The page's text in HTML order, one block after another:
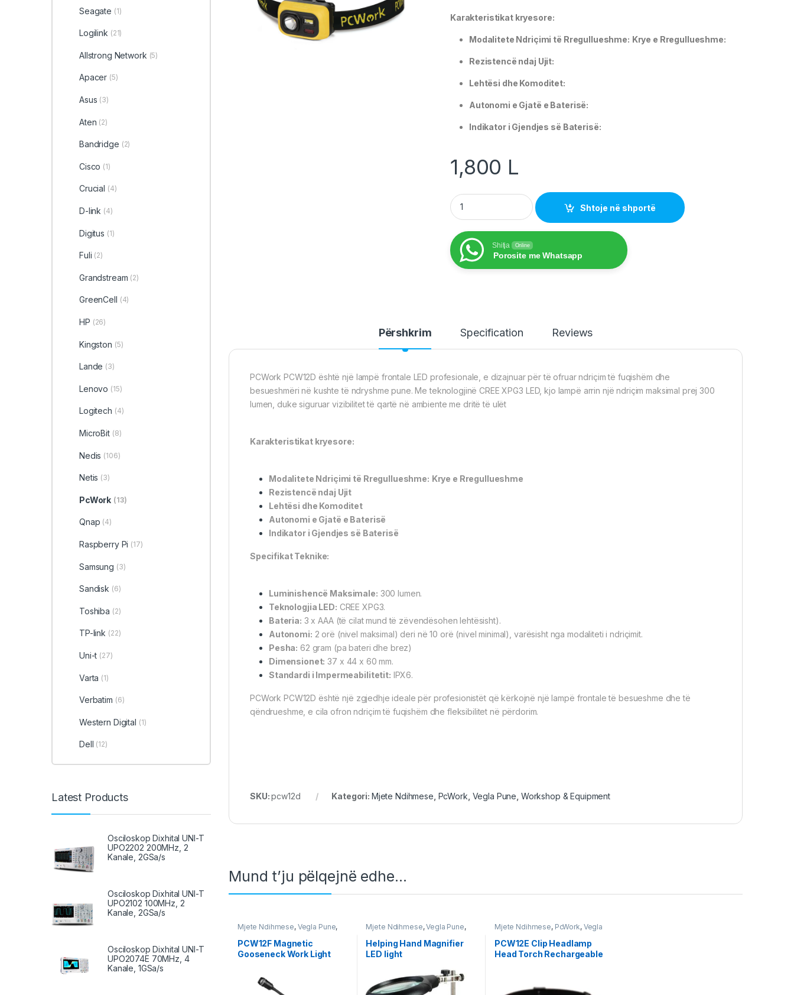
Karakteristikat kryesore:
Modalitete Ndriçimi të Rregullueshme: Krye e Rregullueshme:
Rezistencë ndaj Ujit:
Lehtësi dhe Komoditet:
Autonomi e Gjatë e Baterisë:
Indikator i Gjendjes së Baterisë:
1,800 L
Pc work professional led headlamps pcw12d quantity
Shtoje në shportë
Shitja Online
Porosite me Whatsapp
Përshkrim Specification Reviews
PCWork PCW12D është një lampë frontale LED profesionale, e dizajnuar për të ofruar ndriçim të fuqishëm dhe
besueshmëri në kushte të ndryshme pune. Me teknologjinë CREE XPG3 LED, kjo lampë arrin një ndriçim maksimal prej 300
lumen, duke siguruar vizibilitet të qartë në ambiente me dritë të ulët
Karakteristikat kryesore:
Modalitete Ndriçimi të Rregullueshme: Krye e Rregullueshme
Rezistencë ndaj Ujit
Lehtësi dhe Komoditet
Autonomi e Gjatë e Baterisë
Indikator i Gjendjes së Baterisë
Specifikat Teknike:
Luminishencë Maksimale: 300 lumen.
Teknologjia LED: CREE XPG3.
Bateria: 3 x AAA (të cilat mund të zëvendësohen lehtësisht).
Autonomi: 2 orë (nivel maksimal) deri në 10 orë (nivel minimal), varësisht nga modaliteti i ndriçimit.
Pesha: 62 gram (pa bateri dhe brez)
Dimensionet: 37 x 44 x 60 mm.
Standardi i Impermeabilitetit: IPX6.
PCWork PCW12D është një zgjedhje ideale për profesionistët që kërkojnë një lampë frontale të besueshme dhe të
qëndrueshme, e cila ofron ndriçim të fuqishëm dhe fleksibilitet në përdorim.
SKU:pcw12d Kategori: Mjete Ndihmese PcWork Vegla Pune Workshop & Equipment
Mund t’ju pëlqejnë edhe…
Mjete Ndihmese, Vegla Pune,
Workshop & Equipment
PCW12F Magnetic
Gooseneck Work Light
Mjete Ndihmese,Vegla Pune,
Workshop & Equipment
Helping Hand Magnifier
LED light
Mjete Ndihmese, PcWork, Vegla
Pune
Workshop & Equipment
PCW12E Clip Headlamp
Head Torch Rechargeable
Seagate (1)
Logilink (21)
Allstrong Network (5)
Apacer (5)
Asus (3)
Aten (2)
Bandridge (2)
Cisco (1)
Crucial (4)
D-link (4)
Digitus (1)
Fuli (2)
Grandstream (2)
GreenCell (4)
HP (26)
Kingston (5)
Lande (3)
Lenovo (15)
Logitech (4)
MicroBit (8)
Nedis (106)
Netis (3)
PcWork (13)
Qnap (4)
Raspberry Pi (17)
Samsung (3)
Sandisk (6)
Toshiba (2)
TP-link (22)
Uni-t (27)
Varta (1)
Verbatim (6)
Western Digital (1)
Dell (12)
Latest Products
Osciloskop Dixhital UNI-T
UPO2202 200MHz, 2
Kanale, 2GSa/s
Osciloskop Dixhital UNI-T
UPO2102 100MHz, 2
Kanale, 2GSa/s
Osciloskop Dixhital UNI-T
UPO2074E 70MHz, 4
Kanale, 1GSa/s